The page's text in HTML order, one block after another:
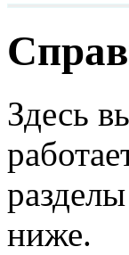
Здесь
ниже.